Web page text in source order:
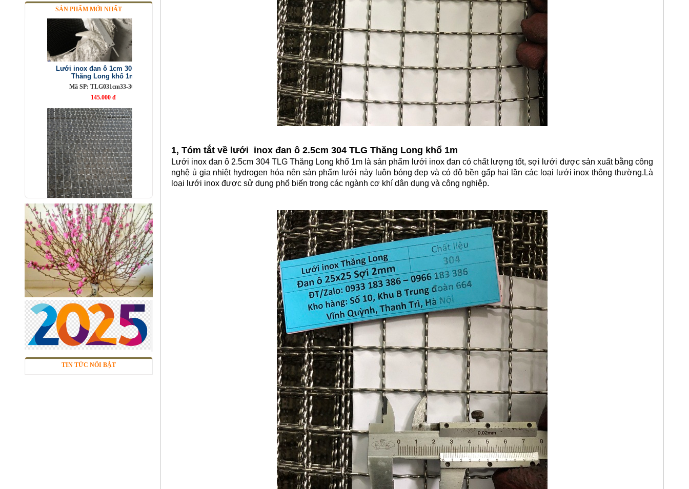
SẢN PHẨM MỚI NHẤT
Lưới inox đan ô 1cm 304 TLG
Thăng Long khổ 1m
Mã SP: TLG031cm33-304
145.000 đ
Lưới inox 10x10 đan ô vuông
Thăng Long
Mã SP: linox1010dvsp
Call
TIN TỨC NỔI BẬT
1, Tóm tắt về lưới inox đan ô 2.5cm 304 TLG Thăng Long khổ 1m
Lưới inox đan ô 2.5cm 304 TLG Thăng Long khổ 1m là sản phẩm lưới inox đan có chất lượng tốt, sợi lưới được sản xuất bằng công
nghệ ủ gia nhiệt hydrogen hóa nên sản phẩm lưới này luôn bóng đẹp và có độ bền gấp hai lần các loại lưới inox thông thường.Là
loại lưới inox được sử dụng phổ biến trong các ngành cơ khí dân dụng và công nghiệp.